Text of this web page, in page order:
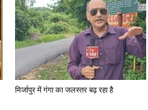
मिर्जापुर में गंगा का जलस्तर बढ़ रहा है